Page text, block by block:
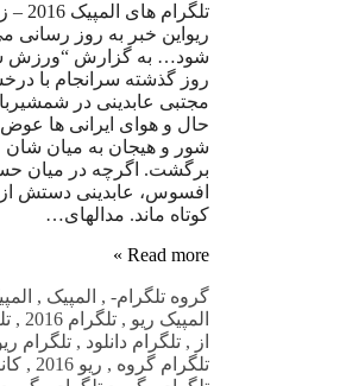
تلگرام
ریواین خبر به روز رسانی
شود… به گزارش “ورزش
روز گذشته سرانجام با
مجتبی عابدینی در
حال و هوای ایرانی ها
شور و هیجان به میان شان
برگشت. اگرچه در میان
افسوس، عابدینی دستش
کوتاه ماند. مدالهای…
Read more »
گروه تلگرام-
, المپیک ,
المپیک ریو , تلگرام 2016 ,
از , تلگرام دانلود , تلگرام
تلگرام گروه , ریو 2016 ,